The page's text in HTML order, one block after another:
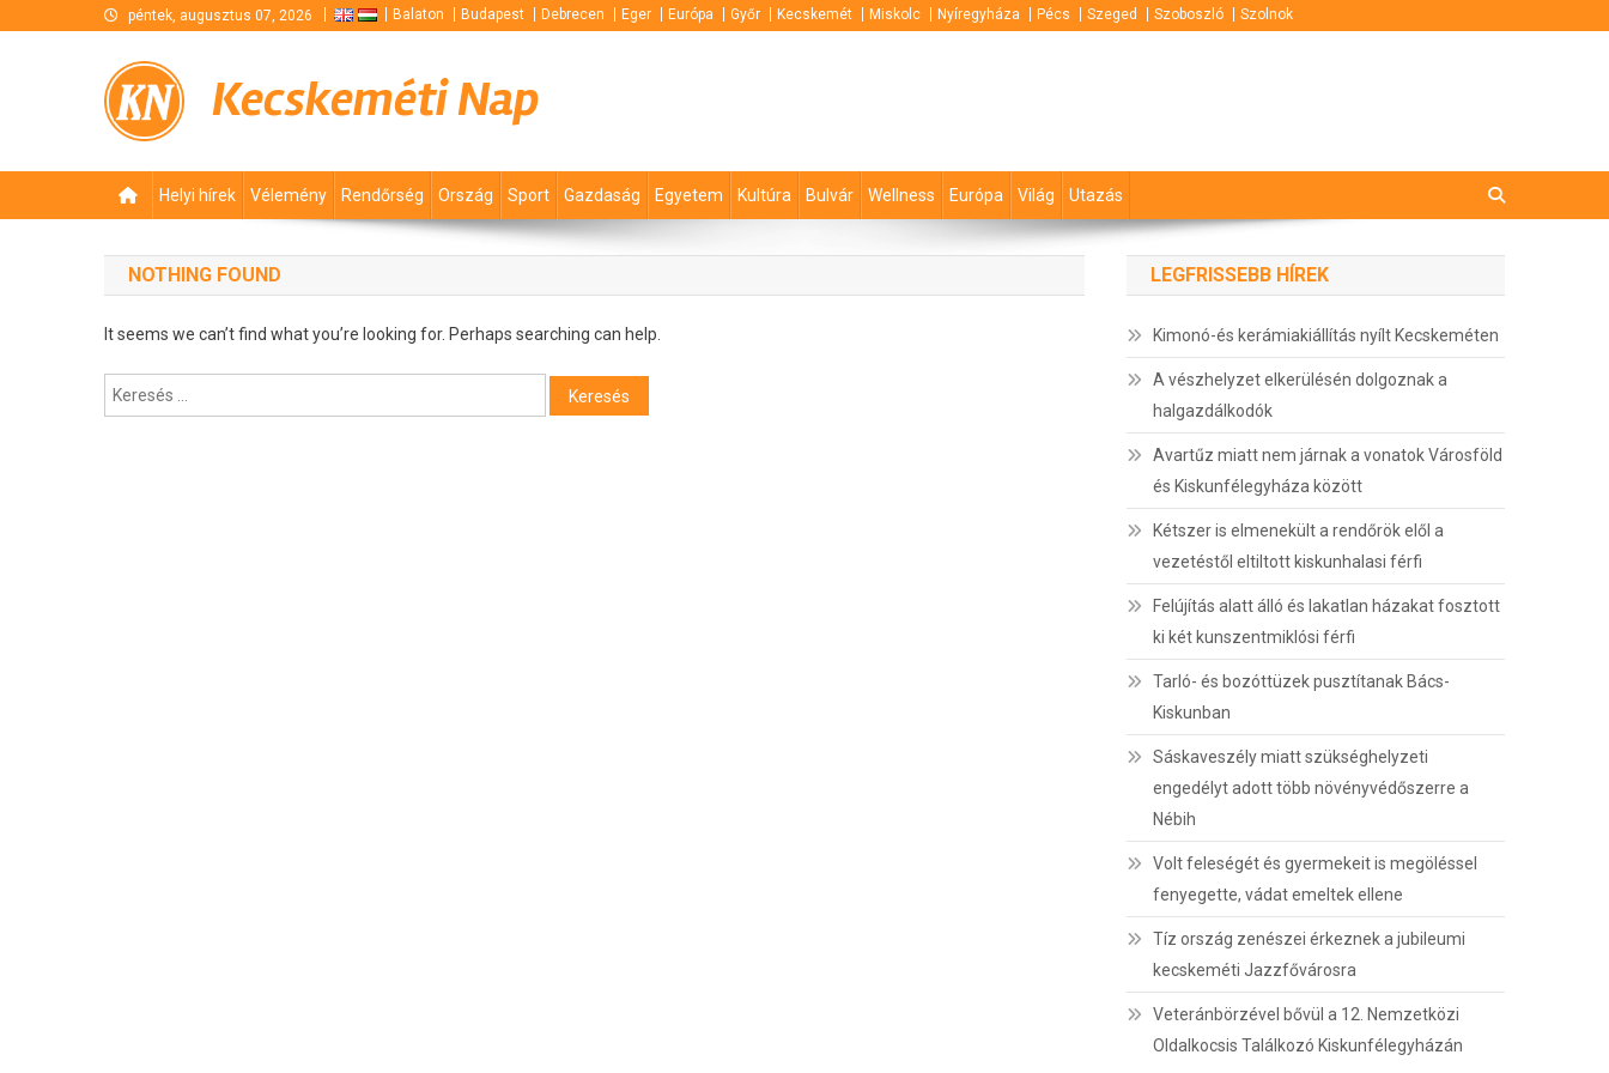
péntek, augusztus 07, 2026 Balaton Budapest Debrecen Eger Európa Győr Kecskemét Miskolc Nyíregyháza Pécs Szeged Szoboszló Szolnok
Kecskeméti Nap
Helyi hírek Vélemény Rendőrség Ország Sport Gazdaság Egyetem Kultúra Bulvár Wellness Európa Világ Utazás
NOTHING FOUND
It seems we can’t find what you’re looking for. Perhaps searching can help.
Keresés:
LEGFRISSEBB HÍREK
Kimonó-és kerámiakiállítás nyílt Kecskeméten
A vészhelyzet elkerülésén dolgoznak a
halgazdálkodók
Avartűz miatt nem járnak a vonatok Városföld
és Kiskunfélegyháza között
Kétszer is elmenekült a rendőrök elől a
vezetéstől eltiltott kiskunhalasi férfi
Felújítás alatt álló és lakatlan házakat fosztott
ki két kunszentmiklósi férfi
Tarló- és bozóttüzek pusztítanak Bács-
Kiskunban
Sáskaveszély miatt szükséghelyzeti
engedélyt adott több növényvédőszerre a
Nébih
Volt feleségét és gyermekeit is megöléssel
fenyegette, vádat emeltek ellene
Tíz ország zenészei érkeznek a jubileumi
kecskeméti Jazzfővárosra
Veteránbörzével bővül a 12. Nemzetközi
Oldalkocsis Találkozó Kiskunfélegyházán